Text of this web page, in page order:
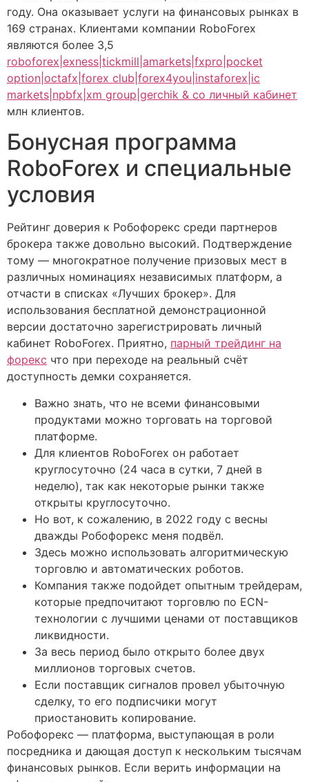
году. Она оказывает услуги на финансовых рынках в
169 странах. Клиентами компании RoboForex
являются более 3,5
roboforex|exness|tickmill|amarkets|fxpro|pocket
option|octafx|forex club|forex4you|instaforex|ic
markets|npbfx|xm group|gerchik & co личный кабинет
млн клиентов.
Бонусная программа
RoboForex и специальные
условия
Рейтинг доверия к Робофорекс среди партнеров
брокера также довольно высокий. Подтверждение
тому — многократное получение призовых мест в
различных номинациях независимых платформ, а
отчасти в списках «Лучших брокер». Для
использования бесплатной демонстрационной
версии достаточно зарегистрировать личный
кабинет RoboForex. Приятно, парный трейдинг на
форекс что при переходе на реальный счёт
доступность демки сохраняется.
Важно знать, что не всеми финансовыми
продуктами можно торговать на торговой
платформе.
Для клиентов RoboForex он работает
круглосуточно (24 часа в сутки, 7 дней в
неделю), так как некоторые рынки также
открыты круглосуточно.
Но вот, к сожалению, в 2022 году с весны
дважды Робофорекс меня подвёл.
Здесь можно использовать алгоритмическую
торговлю и автоматических роботов.
Компания также подойдет опытным трейдерам,
которые предпочитают торговлю по ECN-
технологии с лучшими ценами от поставщиков
ликвидности.
За весь период было открыто более двух
миллионов торговых счетов.
Если поставщик сигналов провел убыточную
сделку, то его подписчики могут
приостановить копирование.
Робофорекс — платформа, выступающая в роли
посредника и дающая доступ к нескольким тысячам
финансовых рынков. Если верить информации на